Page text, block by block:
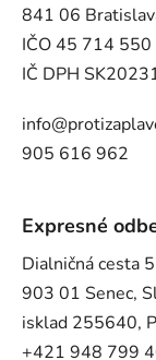
841 06
IČO 45 714 550
IČ DPH
905 616 962
Expresné
Dialničná cesta 5
903 01 Senec,
isklad 255640,
+421 948 799